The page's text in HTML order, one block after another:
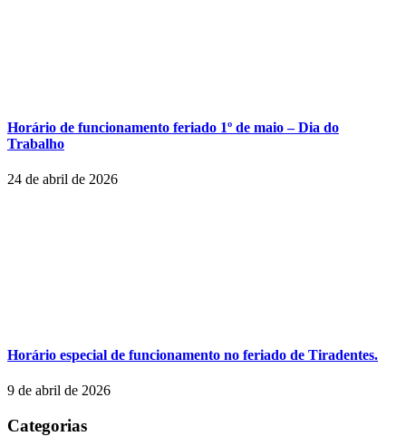
Horário de funcionamento feriado 1º de maio – Dia do
Trabalho
24 de abril de 2026
Horário especial de funcionamento no feriado de Tiradentes.
9 de abril de 2026
Categorias